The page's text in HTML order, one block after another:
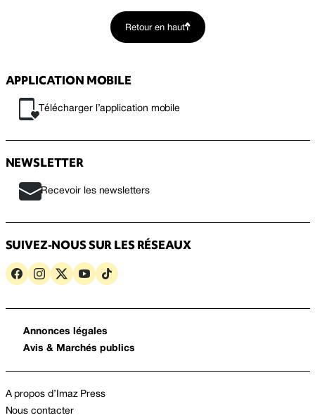
Retour en haut
APPLICATION MOBILE
Télécharger l’application mobile
NEWSLETTER
Recevoir les newsletters
SUIVEZ-NOUS SUR LES RÉSEAUX
Annonces légales
Avis & Marchés publics
A propos d’Imaz Press
Nous contacter